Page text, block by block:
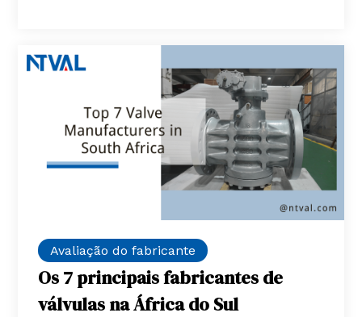
Avaliação do fabricante
Os 7 principais fabricantes de
válvulas na África do Sul